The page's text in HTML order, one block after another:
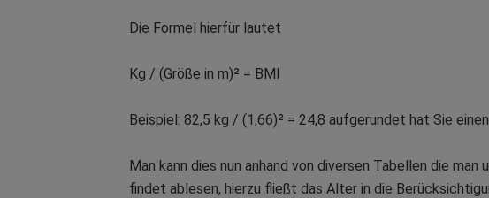
Die Formel hierfür lautet
Kg / (Größe in m)² = BMI
Beispiel: 82,5 kg / (1,66)² = 24,8 aufgerundet hat Sie
Man kann dies nun anhand von diversen Tabellen die
findet ablesen, hierzu fließt das Alter in die